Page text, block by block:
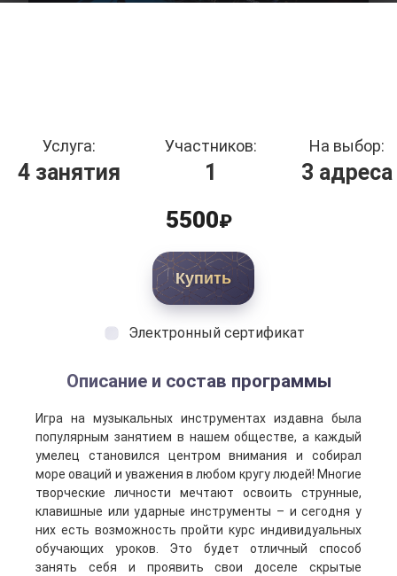
Услуга:
4 занятия
Участников:
1
На выбор:
3 адреса
5500₽
Купить
Электронный сертификат
Описание и состав программы
Игра на музыкальных инструментах издавна была
популярным занятием в нашем обществе, а каждый
умелец становился центром внимания и собирал
море оваций и уважения в любом кругу людей! Многие
творческие личности мечтают освоить струнные,
клавишные или ударные инструменты – и сегодня у
них есть возможность пройти курс индивидуальных
обучающих уроков. Это будет отличный способ
занять себя и проявить свои доселе скрытые